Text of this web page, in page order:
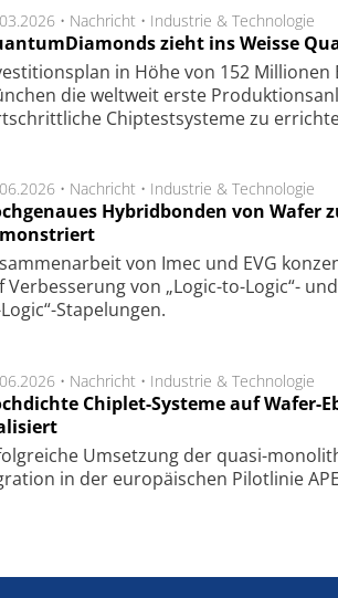
• Nachricht • Industrie & Technologie
zieht ins Weisse
in Höhe von 152 Mil­lio­nen
die welt­weit ers­te
Chip­test­sys­te­me zu
• Nachricht • Industrie & Technologie
Hybridbonden von Wafer
von Imec und EVG
Ver­bes­se­rung von „Logic-to-Logic“-
Sta­pe­lungen.
• Nachricht • Industrie & Technologie
Chiplet-Systeme auf Wafer-
Um­set­zung der quasi-
in der eu­ro­pä­i­schen Pi­lot­li­nie